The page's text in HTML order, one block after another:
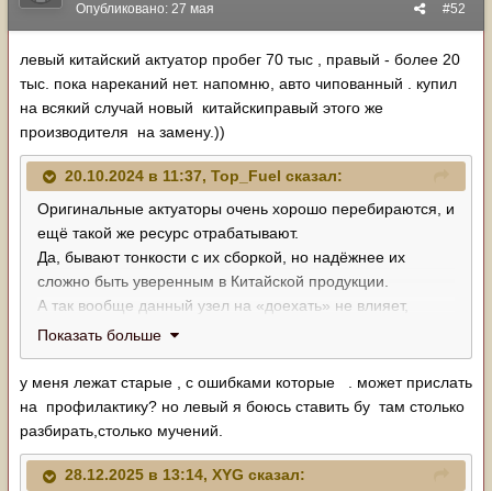
#52
Опубликовано: 27 мая
левый китайский актуатор пробег 70 тыс , правый - более 20
тыс. пока нареканий нет. напомню, авто чипованный . купил
на всякий случай новый китайскиправый этого же
производителя на замену.))
20.10.2024 в 11:37, Top_Fuel сказал:
Оригинальные актуаторы очень хорошо перебираются, и
ещё такой же ресурс отрабатывают.
Да, бывают тонкости с их сборкой, но надёжнее их
сложно быть уверенным в Китайской продукции.
А так вообще данный узел на «доехать» не влияет,
просто двигатель станет атмосферным.
Показать больше
у меня лежат старые , с ошибками которые . может прислать
на профилактику? но левый я боюсь ставить бу там столько
разбирать,столько мучений.
28.12.2025 в 13:14, XYG сказал: